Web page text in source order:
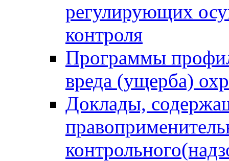
регулирующих
контроля
Программы
вреда (ущерба)
Доклады,